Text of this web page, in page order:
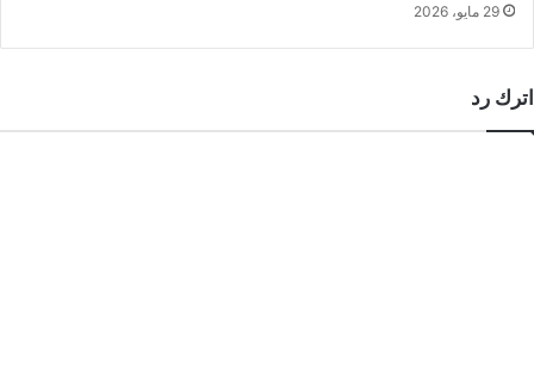
29 مايو، 2026
اترك رد